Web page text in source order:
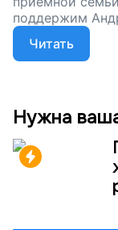
поддержим
Читать
Нужна